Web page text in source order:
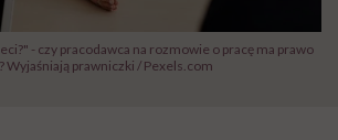
- czy pracodawca na rozmowie o pracę ma prawo
Wyjaśniają prawniczki / Pexels.com